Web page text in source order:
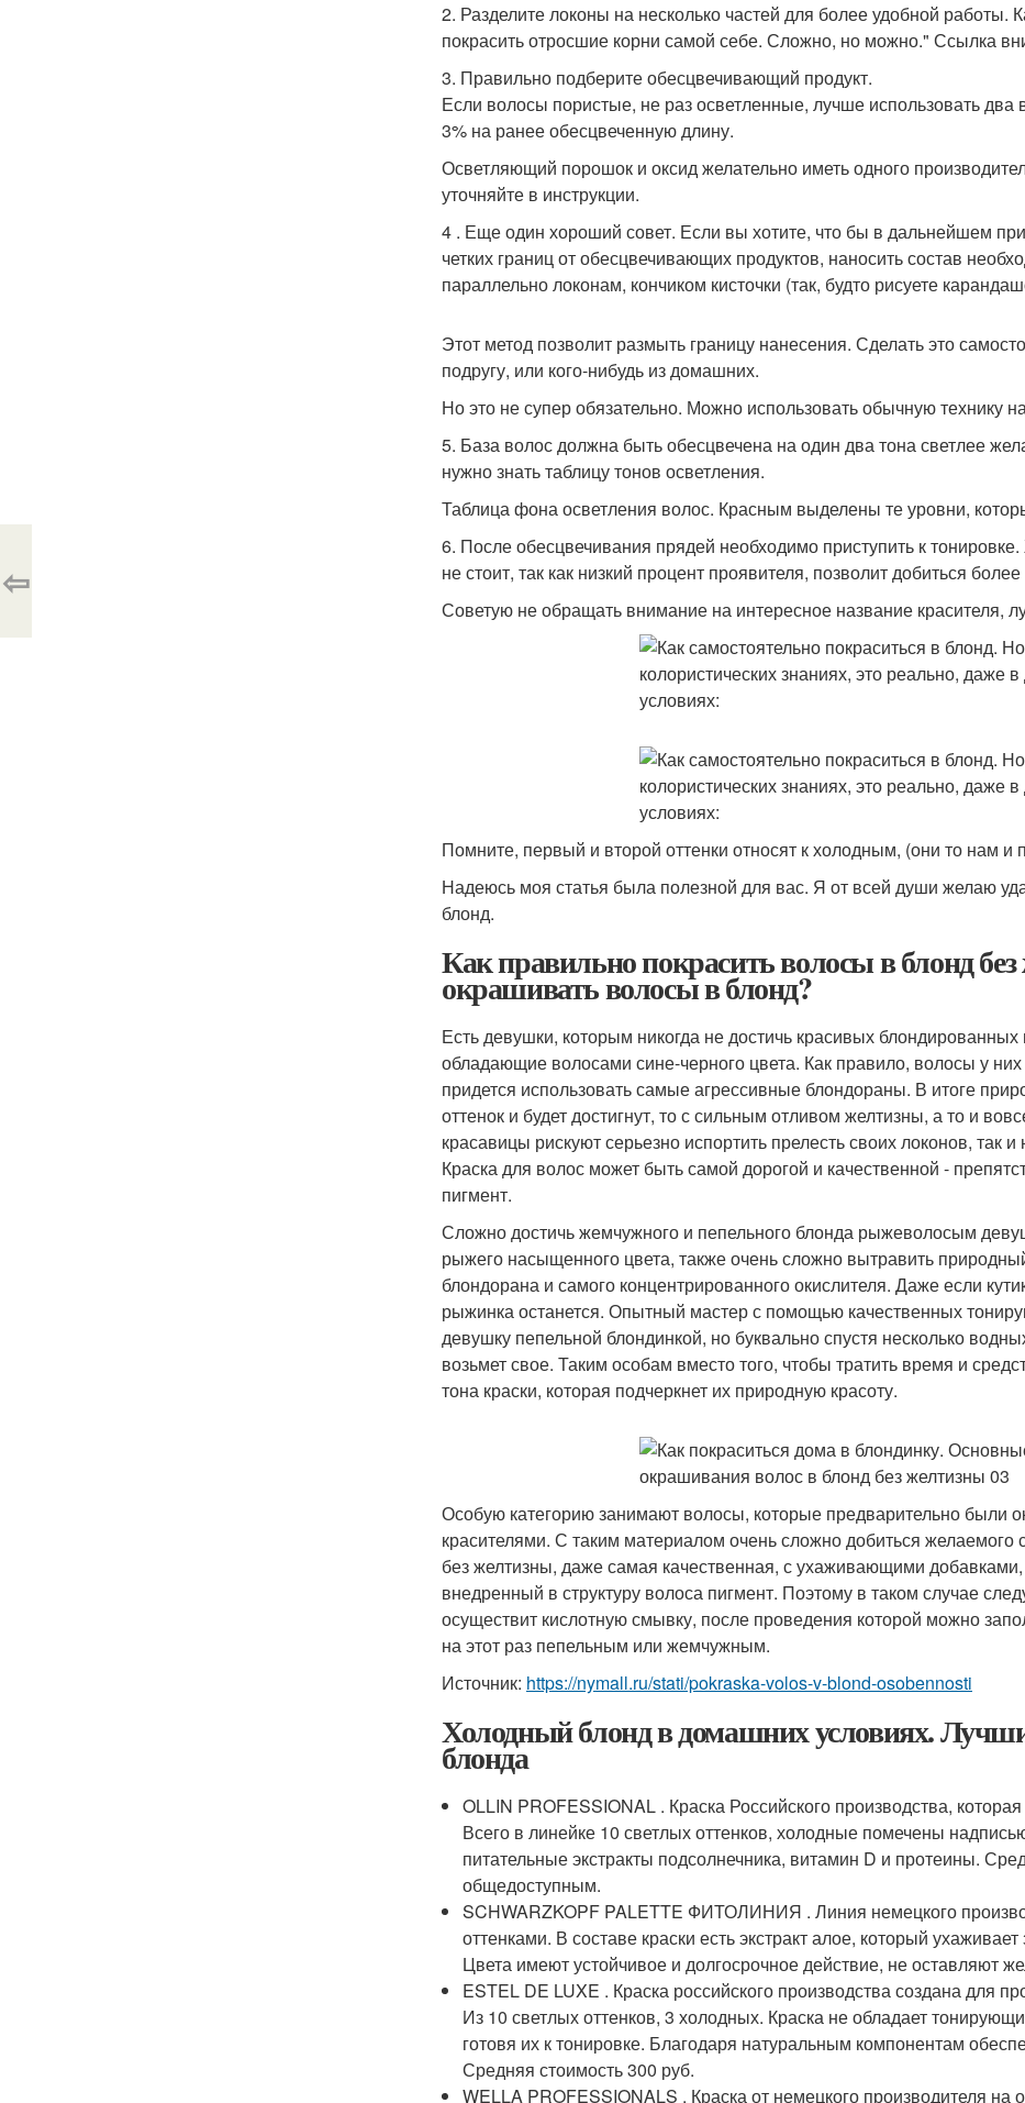
2. Разделите локоны на несколько частей для более удобной работы.
покрасить отросшие корни самой себе. Сложно, но можно." Ссылка
3. Правильно подберите обесцвечивающий продукт.
Если волосы пористые, не раз осветленные, лучше использовать два
3% на ранее обесцвеченную длину.
Осветляющий порошок и оксид желательно иметь одного
уточняйте в инструкции.
4 . Еще один хороший совет. Если вы хотите, что бы в дальнейшем
четких границ от обесцвечивающих продуктов, наносить состав
параллельно локонам, кончиком кисточки (так, будто рисуете
Этот метод позволит размыть границу нанесения. Сделать это
подругу, или кого-нибудь из домашних.
Но это не супер обязательно. Можно использовать обычную технику
5. База волос должна быть обесцвечена на один два тона светлее
нужно знать таблицу тонов осветления.
Таблица фона осветления волос. Красным выделены те уровни,
6. После обесцвечивания прядей необходимо приступить к
не стоит, так как низкий процент проявителя, позволит добиться более
Советую не обращать внимание на интересное название красителя,
Помните, первый и второй оттенки относят к холодным, (они то нам и
Надеюсь моя статья была полезной для вас. Я от всей души желаю
блонд.
Как правильно покрасить волосы в блонд
окрашивать волосы в блонд?
Есть девушки, которым никогда не достичь красивых
обладающие волосами сине-черного цвета. Как правило, волосы у
придется использовать самые агрессивные блондораны. В итоге
оттенок и будет достигнут, то с сильным отливом желтизны, а то и
красавицы рискуют серьезно испортить прелесть своих локонов, так
Краска для волос может быть самой дорогой и качественной -
пигмент.
Сложно достичь жемчужного и пепельного блонда рыжеволосым
рыжего насыщенного цвета, также очень сложно вытравить
блондорана и самого концентрированного окислителя. Даже если
рыжинка останется. Опытный мастер с помощью качественных
девушку пепельной блондинкой, но буквально спустя несколько
возьмет свое. Таким особам вместо того, чтобы тратить время и
тона краски, которая подчеркнет их природную красоту.
Особую категорию занимают волосы, которые предварительно
красителями. С таким материалом очень сложно добиться желаемого
без желтизны, даже самая качественная, с ухаживающими
внедренный в структуру волоса пигмент. Поэтому в таком случае
осуществит кислотную смывку, после проведения которой можно
на этот раз пепельным или жемчужным.
Источник: https://nymall.ru/stati/pokraska-volos-v-blond-osobennosti
Холодный блонд в домашних условиях.
блонда
OLLIN PROFESSIONAL . Краска Российского производства,
Всего в линейке 10 светлых оттенков, холодные помечены
питательные экстракты подсолнечника, витамин D и протеины.
общедоступным.
SCHWARZKOPF PALETTE ФИТОЛИНИЯ . Линия немецкого
оттенками. В составе краски есть экстракт алое, который
Цвета имеют устойчивое и долгосрочное действие, не оставляют
ESTEL DE LUXE . Краска российского производства создана для
Из 10 светлых оттенков, 3 холодных. Краска не обладает
готовя их к тонировке. Благодаря натуральным компонентам
Средняя стоимость 300 руб.
WELLA PROFESSIONALS . Краска от немецкого производителя
⇦